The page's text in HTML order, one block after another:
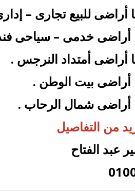
أراضى للبيع تجارى –
أراضى خدمى – سياحى
أراضى أمتداد النرجس .
أراضى بيت الوطن .
أراضى شمال الرحاب .
من التفاصيل
عبد الفتاح